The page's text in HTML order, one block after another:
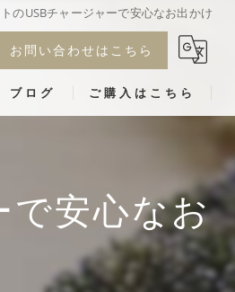
のUSBチャージャーで安心なお出かけ
お問い合わせはこちら
ブログ ご購入はこちら
で安心なお